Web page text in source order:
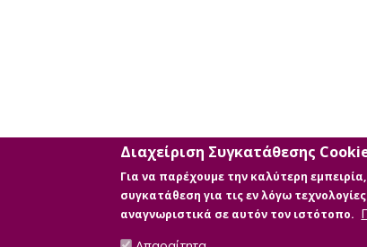
Διαχείριση Συγκατάθεσης
Για να παρέχουμε την καλύτερη
συγκατάθεση για τις εν λόγω
αναγνωριστικά σε αυτόν τον ιστότοπο.